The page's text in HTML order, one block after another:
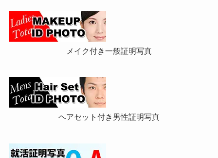
メイク付き一般証明写真
ヘアセット付き男性証明写真